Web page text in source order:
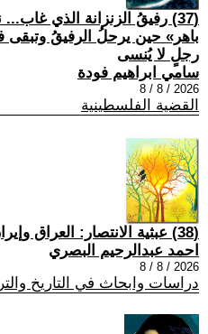
(37) رفيقُ الزنزانة الذي
باهر» حين يرحلُ الرفيقُ وتبقى
رجلٍ لا يُنسى
سامي ابراهيم فودة
2026 / 8 / 8
القضية الفلسطينية
(38) عبثية الانتصار: العراق وإيران في ذكرى 8/8
احمد عبدالرحيم البصري
2026 / 8 / 8
دراسات وابحاث في التاريخ